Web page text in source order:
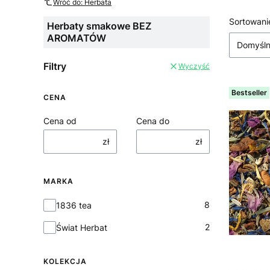
Wróć do: Herbata
Herbaty smakowe BEZ
AROMATÓW
Filtry Wyczyść
CENA
Cena od
zł
Cena do
zł
MARKA
Marka1836 tea 8
Świat Herbat 2
KOLEKCJA
Lista
Bestseller